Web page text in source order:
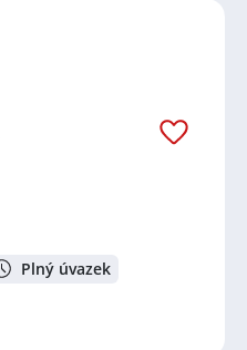
Plný úvazek